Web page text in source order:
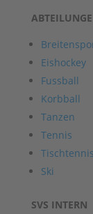
Eishockey
Fussball
Korbball
Tanzen
Tennis
Tischtennis
Ski
SVS INTERN